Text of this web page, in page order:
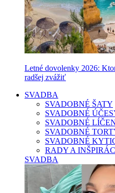
Letné dovolenky 2026:
radšej zvážiť
SVADBA
SVADOBNÉ ŠATY
SVADOBNÉ
SVADOBNÉ
SVADOBNÉ
SVADOBNÉ
RADY A
SVADBA